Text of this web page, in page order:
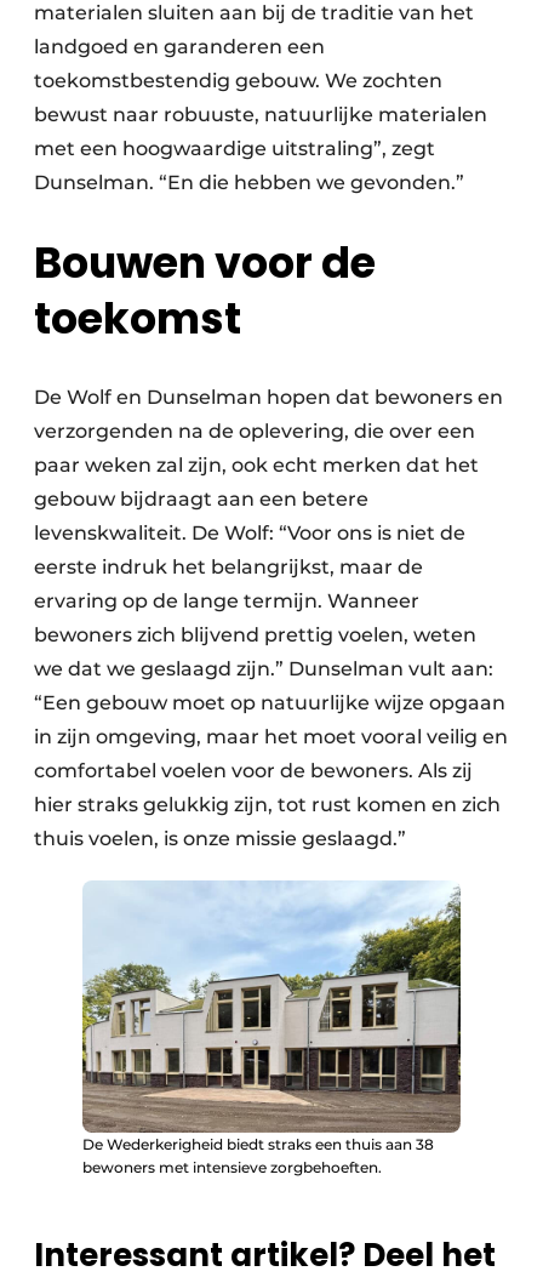
materialen sluiten aan bij de traditie van het
landgoed en garanderen een
toekomstbestendig gebouw. We zochten
bewust naar robuuste, natuurlijke materialen
met een hoogwaardige uitstraling”, zegt
Dunselman. “En die hebben we gevonden.”
Bouwen voor de
toekomst
De Wolf en Dunselman hopen dat bewoners en
verzorgenden na de oplevering, die over een
paar weken zal zijn, ook echt merken dat het
gebouw bijdraagt aan een betere
levenskwaliteit. De Wolf: “Voor ons is niet de
eerste indruk het belangrijkst, maar de
ervaring op de lange termijn. Wanneer
bewoners zich blijvend prettig voelen, weten
we dat we geslaagd zijn.” Dunselman vult aan:
“Een gebouw moet op natuurlijke wijze opgaan
in zijn omgeving, maar het moet vooral veilig en
comfortabel voelen voor de bewoners. Als zij
hier straks gelukkig zijn, tot rust komen en zich
thuis voelen, is onze missie geslaagd.”
De Wederkerigheid biedt straks een thuis aan 38
bewoners met intensieve zorgbehoeften.
Interessant artikel? Deel het